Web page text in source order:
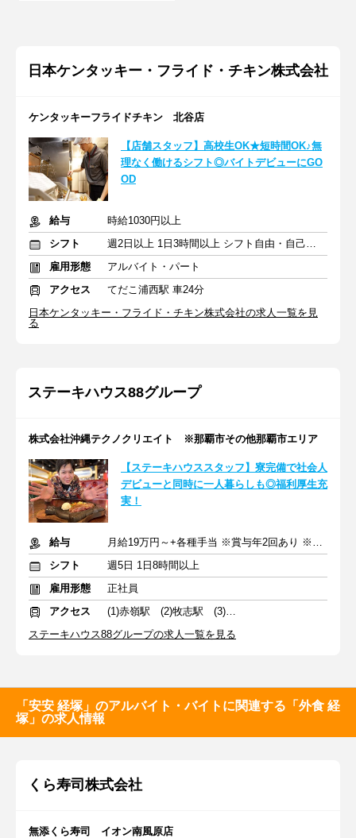
日本ケンタッキー・フライド・チキン株式会社
ケンタッキーフライドチキン 北谷店
【店舗スタッフ】高校生OK★短時間OK♪無
理なく働けるシフト◎バイトデビューにGO
OD
給与
時給1030円以上
シフト
週2日以上 1日3時間以上 シフト自由・自己申告
雇用形態
アルバイト・パート
アクセス
てだこ浦西駅 車24分
日本ケンタッキー・フライド・チキン株式会社の求人一覧を見
る
ステーキハウス88グループ
株式会社沖縄テクノクリエイト ※那覇市その他那覇市エリア
【ステーキハウススタッフ】寮完備で社会人
デビューと同時に一人暮らしも◎福利厚生充
実！
給与
月給19万円～+各種手当 ※賞与年2回あり ※残業代別途支給
シフト
週5日 1日8時間以上
雇用形態
正社員
アクセス
(1)赤嶺駅 (2)牧志駅 (3)浦添前田駅
ステーキハウス88グループの求人一覧を見る
「安安 経塚」のアルバイト・バイトに関連する「外食 経
塚」の求人情報
くら寿司株式会社
無添くら寿司 イオン南風原店